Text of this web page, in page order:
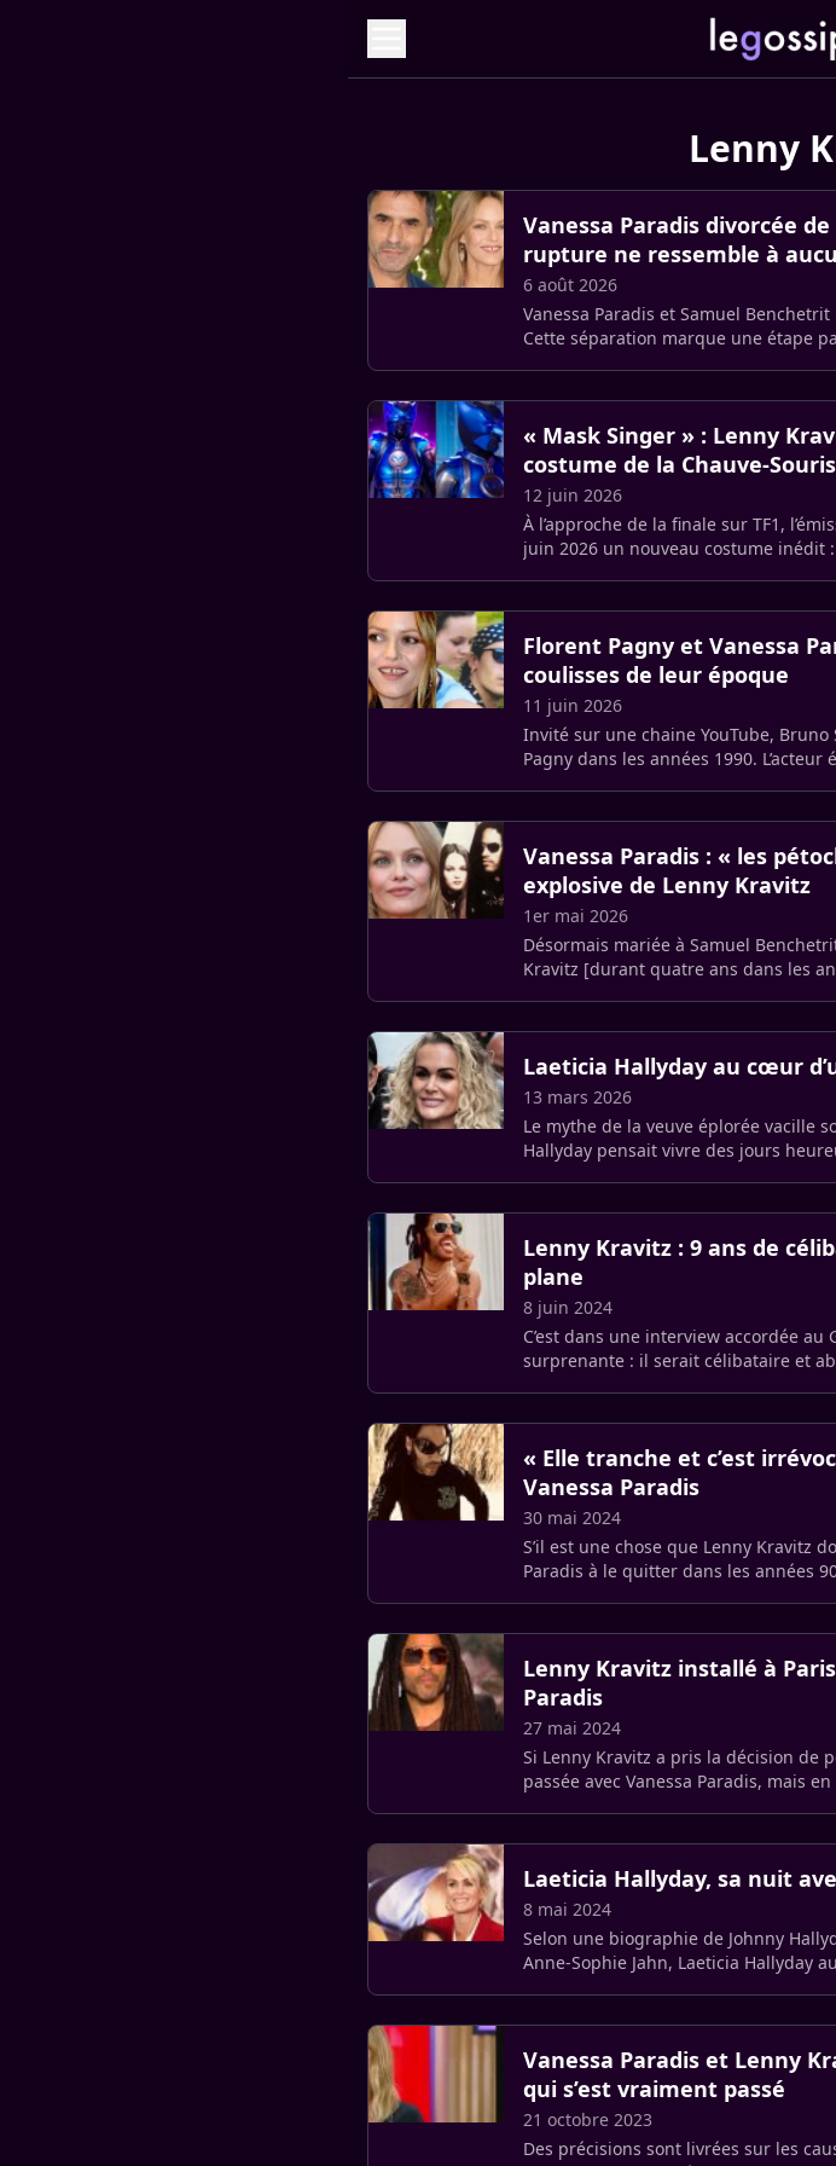
Lenny
Vanessa Paradis divorcée
rupture ne ressemble à
6 août 2026
Vanessa Paradis et Samuel
Cette séparation marque une étape
« Mask Singer » : Lenny
costume de la Chauve-
12 juin 2026
À l’approche de la finale sur TF1,
juin 2026 un nouveau costume inédit
Florent Pagny et Vanessa
coulisses de leur époque
11 juin 2026
Invité sur une chaine YouTube,
Pagny dans les années 1990.
Vanessa Paradis : « les
explosive de Lenny Kravitz
1er mai 2026
Désormais mariée à Samuel
Kravitz [durant quatre ans dans les
Laeticia Hallyday au cœur
13 mars 2026
Le mythe de la veuve éplorée vacille
Hallyday pensait vivre des jours
Lenny Kravitz : 9 ans de
plane
8 juin 2024
C’est dans une interview accordée
surprenante : il serait célibataire et
« Elle tranche et c’est
Vanessa Paradis
30 mai 2024
S’il est une chose que Lenny Kravitz
Paradis à le quitter dans les années
Lenny Kravitz installé à
Paradis
27 mai 2024
Si Lenny Kravitz a pris la décision de
passée avec Vanessa Paradis, mais
Laeticia Hallyday, sa nuit
8 mai 2024
Selon une biographie de Johnny
Anne-Sophie Jahn, Laeticia Hallyday
Vanessa Paradis et Lenny
qui s’est vraiment passé
21 octobre 2023
Des précisions sont livrées sur les